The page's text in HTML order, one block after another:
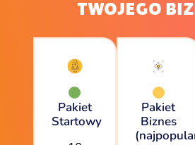
TWOJEGO
Pakiet
Startowy
Pakiet
Biznes